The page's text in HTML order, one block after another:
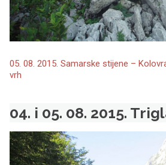
05. 08. 2015. Samarske stijene –
vrh
04. i 05. 08. 2015.